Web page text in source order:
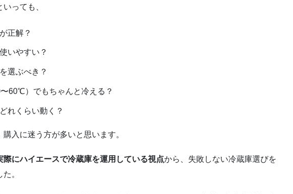
っても、
正解？
いやすい？
選ぶべき？
60℃）でもちゃんと冷える？
れくらい動く？
入に迷う方が多いと思います。
際にハイエースで冷蔵庫を運用している視点から、失敗しない冷蔵庫選びを
。